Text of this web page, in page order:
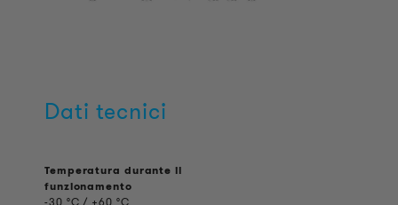
Dati tecnici
Temperatura durante il
funzionamento
-30 °C / +60 °C